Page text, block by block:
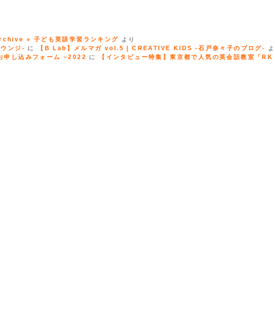
» 子ども英語学習ランキング より
ンジ- に 【B Lab】メルマガ vol.5 | CREATIVE KIDS -石戸奈々子のブログ-
し込みフォーム ~2022 に 【インタビュー特集】東京都で人気の英会話教室